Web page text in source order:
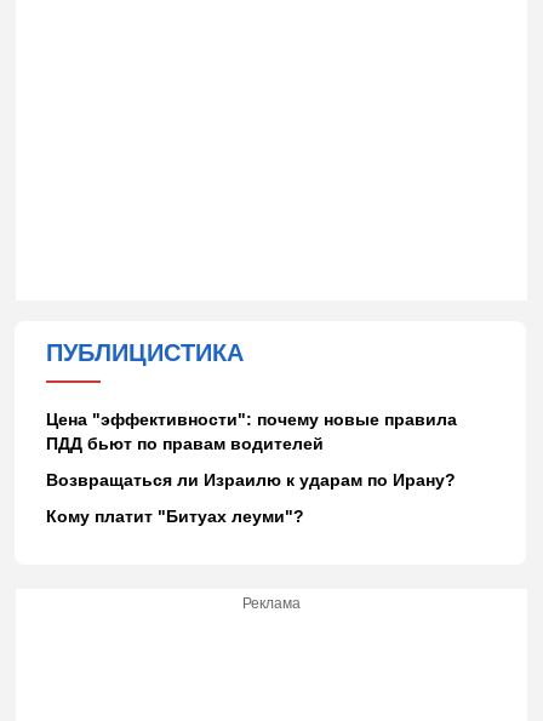
ПУБЛИЦИСТИКА
Цена "эффективности": почему новые правила
ПДД бьют по правам водителей
Возвращаться ли Израилю к ударам по Ирану?
Кому платит "Битуах леуми"?
Реклама